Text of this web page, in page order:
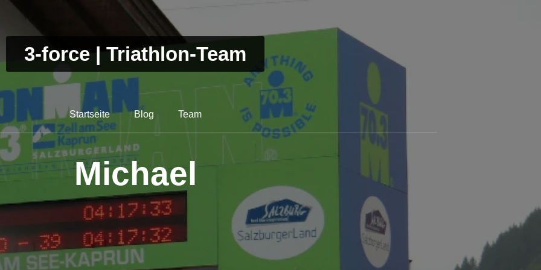
3-force | Triathlon-Team
Startseite Blog Team
Michael